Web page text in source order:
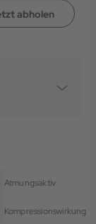
abholen
Atmungsaktiv
Kompressionswirkung